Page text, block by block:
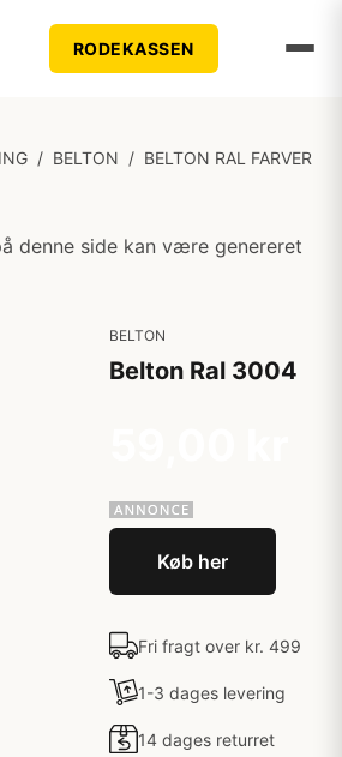
RODEKASSEN
/ BELTON / BELTON RAL FARVER
denne side kan være genereret
BELTON
Belton Ral 3004
Køb her
Fri fragt over kr. 499
1-3 dages levering
14 dages returret